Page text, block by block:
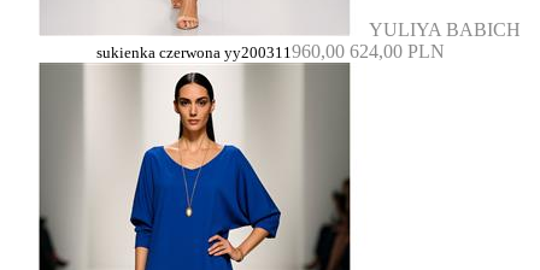
YULIYA BABICH
sukienka czerwona yy200311960,00 624,00 PLN